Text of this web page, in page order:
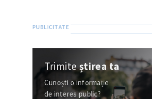
Trimiteștirea ta
Cunoști o informație
de interes public?